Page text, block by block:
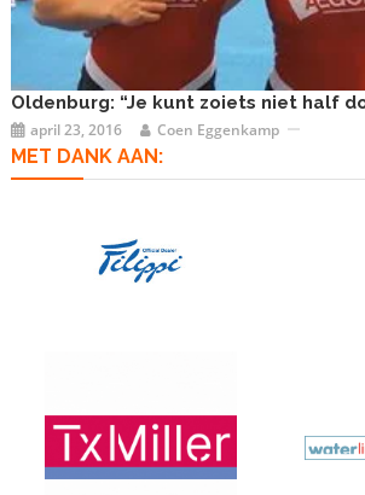
Oldenburg: “Je kunt zoiets niet half
april 23, 2016 Coen Eggenkamp
MET DANK AAN: